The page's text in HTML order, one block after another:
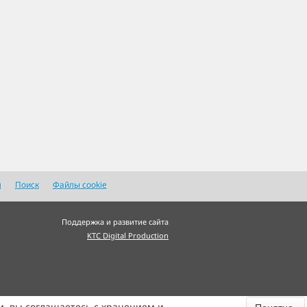
Поиск Файлы cookie
Поддержка и развитие сайта
KTC Digital Production